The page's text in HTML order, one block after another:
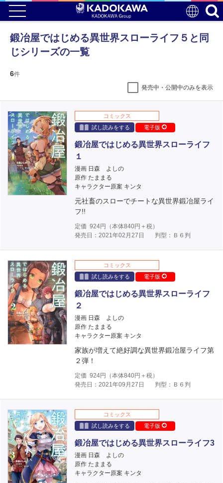
鍛冶屋ではじめる異世界スローライフ５と同
じシリーズの一覧
6件
発売中・公開中のみを表示
コミックス
試し読みをする
電子版
鍛冶屋ではじめる異世界スローライフ
１
漫画 日森 よしの
原作 たままる
キャラクター原案 キンタ
元社畜のスローでチートな異世界鍛冶屋ライ
フ!!
定価 924円（本体840円＋税）
発売日：2021年02月27日
判型：Ｂ６判
コミックス
試し読みをする
電子版
鍛冶屋ではじめる異世界スローライフ
２
漫画 日森 よしの
原作 たままる
キャラクター原案 キンタ
家族が増えて絶好調な異世界鍛冶屋ライフ第
２弾！
定価 924円（本体840円＋税）
発売日：2021年09月27日
判型：Ｂ６判
コミックス
試し読みをする
電子版
鍛冶屋ではじめる異世界スローライフ3
漫画 日森 よしの
原作 たままる
キャラクター原案 キンタ